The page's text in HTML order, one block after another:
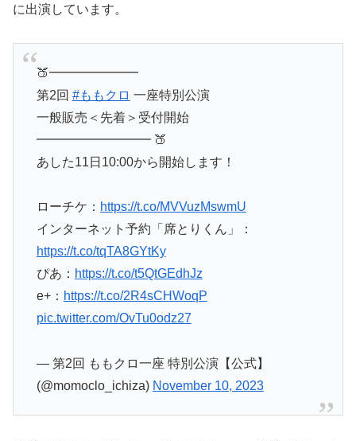
に出演しています。
🍑━━━━━━━
第2回 #ももクロ 一座特別公演
一般販売＜先着＞受付開始
━━━━━━━━━ 🍑
あした11日10:00から開始します！
ローチケ： https://t.co/MVVuzMswmU
インターネット予約「席とりくん」：
https://t.co/tqTA8GYtKy
ぴあ： https://t.co/t5QtGEdhJz
e+： https://t.co/2R4sCHWoqP
pic.twitter.com/OvTu0odz27
— 第2回 ももクロ一座 特別公演【公式】
(@momoclo_ichiza) November 10, 2023